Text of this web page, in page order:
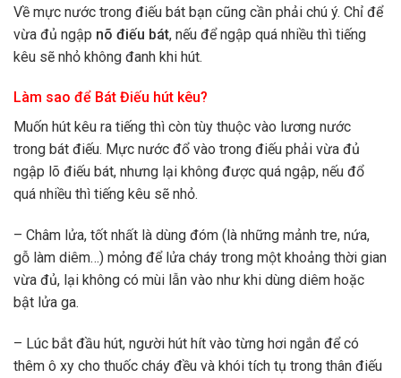
Về mực nước trong điếu bát bạn cũng cần phải chú ý. Chỉ để
vừa đủ ngập nõ điếu bát, nếu để ngập quá nhiều thì tiếng
kêu sẽ nhỏ không đanh khi hút.
Làm sao để Bát Điếu hút kêu?
Muốn hút kêu ra tiếng thì còn tùy thuộc vào lương nước
trong bát điếu. Mực nước đổ vào trong điếu phải vừa đủ
ngập lõ điếu bát, nhưng lại không được quá ngập, nếu đổ
quá nhiều thì tiếng kêu sẽ nhỏ.
– Châm lửa, tốt nhất là dùng đóm (là những mảnh tre, nứa,
gỗ làm diêm…) mỏng để lửa cháy trong một khoảng thời gian
vừa đủ, lại không có mùi lẫn vào như khi dùng diêm hoặc
bật lửa ga.
– Lúc bắt đầu hút, người hút hít vào từng hơi ngắn để có
thêm ô xy cho thuốc cháy đều và khói tích tụ trong thân điếu